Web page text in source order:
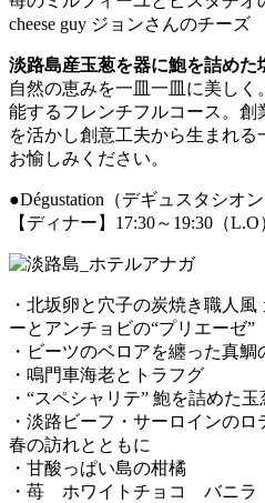
cheese guy ジョンさんのチーズ
淡路島産玉葱を器に鮑を詰め
自然の恵みを一皿一皿に美し
能するフレンチフルコース。
を活かし創意工夫から生まれ
お愉しみください。
●Dégustation（デギュスタシオン
【ディナー】17:30～19:30（L.O
・北坂卵と穴子の炭焼き職人
ーとアンチョビの“プリエーゼ”
・ビーツのベロアを纏った真
・鳴門車海老とトラフグ
・“スペシャリテ” 鮑を詰めた
・淡路ビーフ・サーロインの
春の訪れとともに
・甘酸っぱい島の柑橘
・苺 ホワイトチョコ バニラ